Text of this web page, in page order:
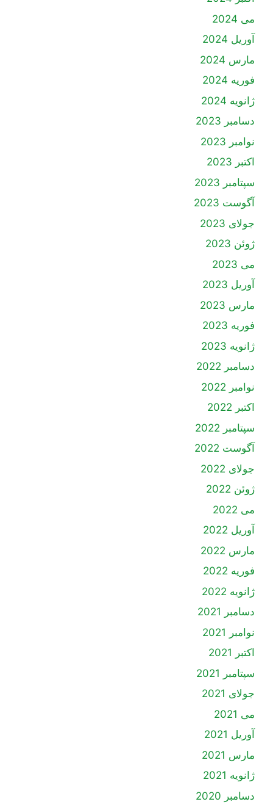
می 2024
آوریل 2024
مارس 2024
فوریه 2024
ژانویه 2024
دسامبر 2023
نوامبر 2023
اکتبر 2023
سپتامبر 2023
آگوست 2023
جولای 2023
ژوئن 2023
می 2023
آوریل 2023
مارس 2023
فوریه 2023
ژانویه 2023
دسامبر 2022
نوامبر 2022
اکتبر 2022
سپتامبر 2022
آگوست 2022
جولای 2022
ژوئن 2022
می 2022
آوریل 2022
مارس 2022
فوریه 2022
ژانویه 2022
دسامبر 2021
نوامبر 2021
اکتبر 2021
سپتامبر 2021
جولای 2021
می 2021
آوریل 2021
مارس 2021
ژانویه 2021
دسامبر 2020